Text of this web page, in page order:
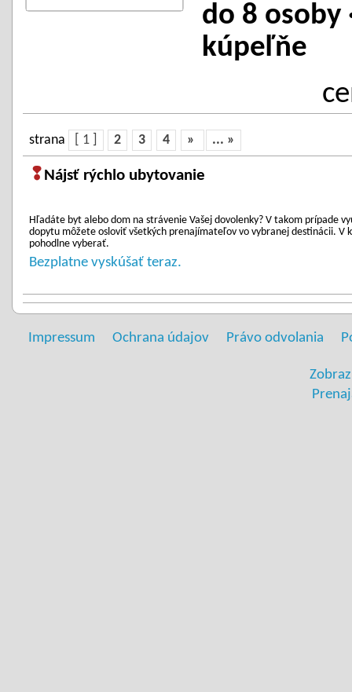
do 8 osoby
kúpeľňe
strana [ 1 ] 2 3 4 » ... »
❢ Nájsť rýchlo ubytovanie
Hľadáte byt alebo dom na strávenie Vašej dovolenky? V takom prípade
dopytu môžete osloviť všetkých prenajímateľov vo vybranej destinácii. V
pohodlne vyberať.
Bezplatne vyskúšať teraz.
Impressum Ochrana údajov Právo odvolania